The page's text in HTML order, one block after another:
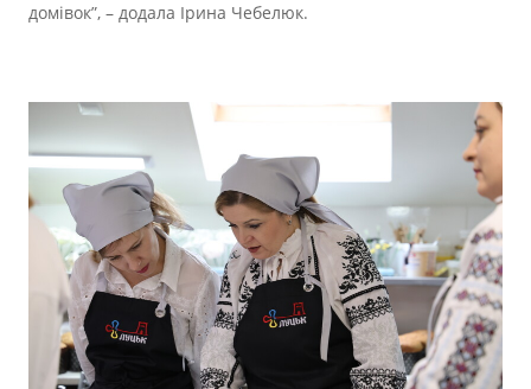
домівок”, – додала Ірина Чебелюк.